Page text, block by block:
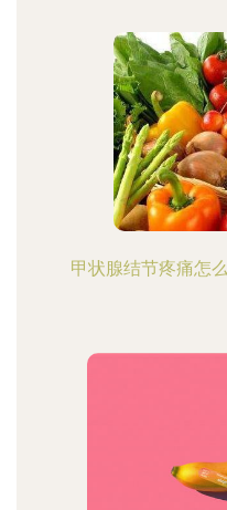
甲状腺结节疼痛怎